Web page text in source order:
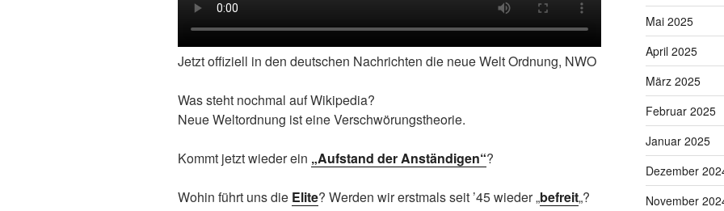
Jetzt offiziell in den deutschen Nachrichten die neue Welt Ordnung, NWO
Was steht nochmal auf Wikipedia?
Neue Weltordnung ist eine Verschwörungstheorie.
Kommt jetzt wieder ein „Aufstand der Anständigen“?
Wohin führt uns die Elite? Werden wir erstmals seit ’45 wieder „befreit„?
Mai 2025
April 2025
März 2025
Februar 2025
Januar 2025
Dezember
November